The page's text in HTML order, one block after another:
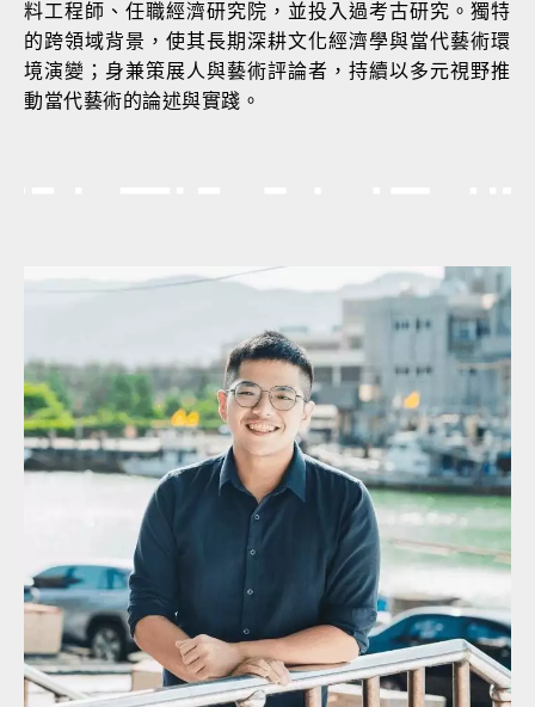
料工程師、任職經濟研究院，並投入過考古研究。獨特
的跨領域背景，使其長期深耕文化經濟學與當代藝術環
境演變；身兼策展人與藝術評論者，持續以多元視野推
動當代藝術的論述與實踐。